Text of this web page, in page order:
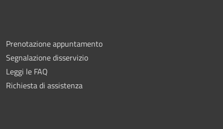
Prenotazione appuntamento
Segnalazione disservizio
Leggi le FAQ
Richiesta di assistenza